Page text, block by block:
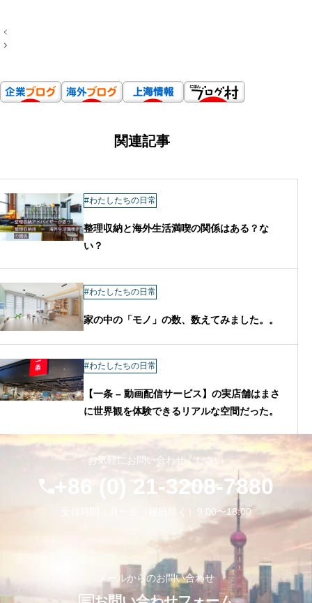
投
稿
ー
シ
関連記事
#わたしたちの日常
整理収納と海外生活満喫の関係はある？な
い？
#わたしたちの日常
家の中の「モノ」の数、数えてみました。。
#わたしたちの日常
【一条 – 動画配信サービス】の実店舗はまさ
に世界観を体験できるリアルな空間だった。
お気軽にお問い合わせください
+86 (0) 21-3208-7880
受付時間：月〜金（祝日除く）9:00〜18:00
メールからのお問い合わせ